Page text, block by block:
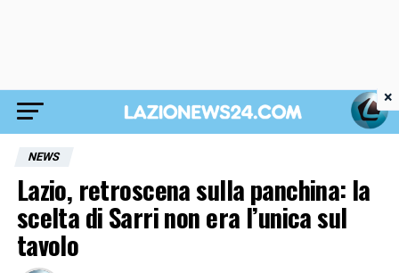
NEWS
Lazio, retroscena sulla panchina: la
scelta di Sarri non era l’unica sul
tavolo
×